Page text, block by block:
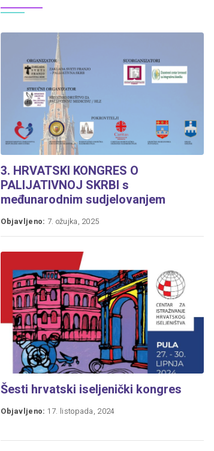
3. HRVATSKI KONGRES O
PALIJATIVNOJ SKRBI s
međunarodnim sudjelovanjem
Objavljeno: 7. ožujka, 2025
Šesti hrvatski iseljenički kongres
Objavljeno: 17. listopada, 2024